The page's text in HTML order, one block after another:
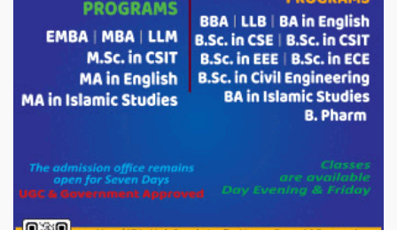
চন্দনাইশের হাশিমপুর ৪ নং ওয়ার্ডে ৫’শতাধিক
হতদরিদ্র পরিবারের মাঝে খাদ্যসামগ্রী বিতরণ
করেন মনজুর মোরশেদ
পরিবেশ রক্ষায় পাটগ্রামে ইহসান ইয়ুথ
মিরপুর-১১ নম্বরে দুর্বৃত্তদের গুলিতে বিএনপি
নেতা গুরুতর আহত